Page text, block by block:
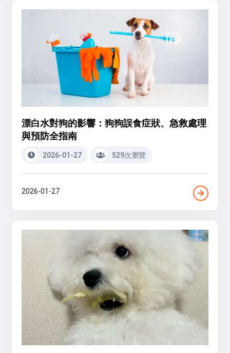
漂白水對狗的影響：狗狗誤食症狀、急救處理
與預防全指南
2026-01-27 529次瀏覽
2026-01-27